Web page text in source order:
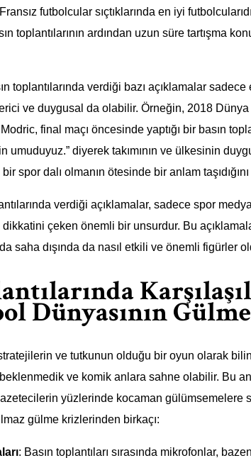
futbolcular sıçtıklarında en iyi
toplantılarının ardından uzun süre tartışma
toplantılarında verdiği bazı açıklamalar
ve duygusal da olabilir. Örneğin, 2018
Modric, final maçı öncesinde yaptığı bir basın
umuduyuz.” diyerek takımının ve ülkesinin
spor dalı olmanın ötesinde bir anlam
verdiği açıklamalar, sadece spor
çeken önemli bir unsurdur. Bu
saha dışında da nasıl etkili ve önemli figürler
Dünyasının
ve tutkunun olduğu bir oyun olarak
ve komik anlara sahne olabilir. Bu
yüzlerinde kocaman gülümsemelere
gülme krizlerinden birkaçı:
: Basın toplantıları sırasında mikrofonlar,